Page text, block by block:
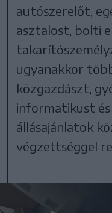
autószerelőt,
asztalost, bolti
ugyanakkor
közgazdászt,
informatikust és
állásajánlatok
végzettséggel